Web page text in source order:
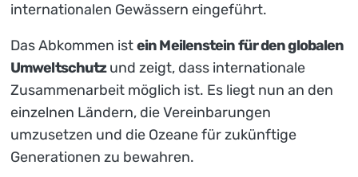
internationalen Gewässern eingeführt.
Das Abkommen istein Meilenstein für den globalen
Umweltschutzund zeigt, dass internationale
Zusammenarbeit möglich ist. Es liegt nun an den
einzelnen Ländern, die Vereinbarungen
umzusetzen und die Ozeane für zukünftige
Generationen zu bewahren.